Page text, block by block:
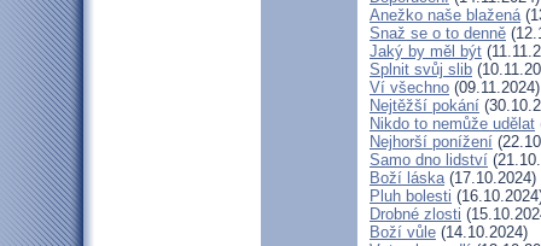
Anežko naše blažená
Snaž se o to denně
Jaký by měl být
Splnit svůj slib
Ví všechno (09.11.2024)
Nejtěžší pokání
Nikdo to nemůže udělat
Nejhorší ponížení
Samo dno lidství
Boží láska(17.10.2024)
Pluh bolesti
Drobné zlosti
Boží vůle (14.10.2024)